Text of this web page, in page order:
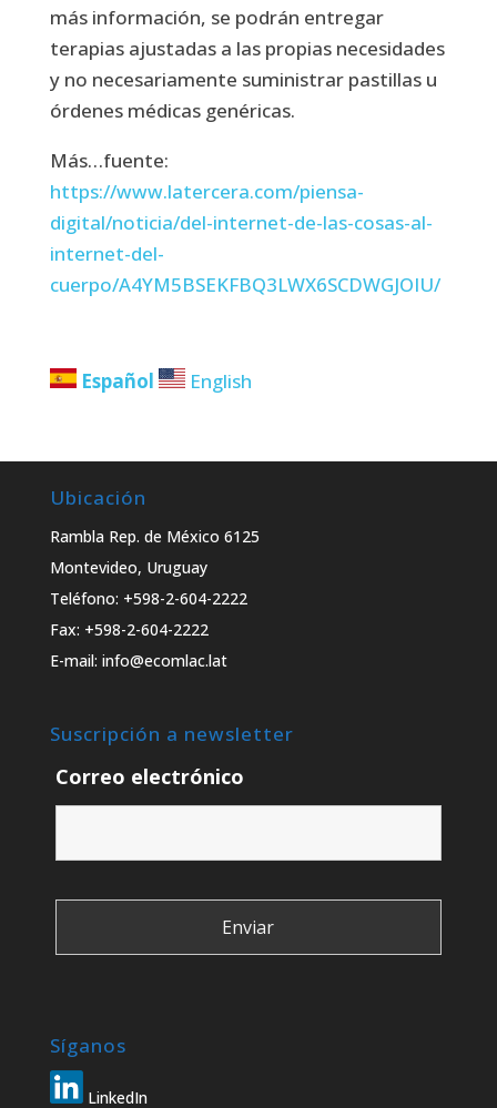
más información, se podrán entregar
terapias ajustadas a las propias necesidades
y no necesariamente suministrar pastillas u
órdenes médicas genéricas.
Más…fuente:
https://www.latercera.com/piensa-
digital/noticia/del-internet-de-las-cosas-al-
internet-del-
cuerpo/A4YM5BSEKFBQ3LWX6SCDWGJOIU/
Español English
Ubicación
Rambla Rep. de México 6125
Montevideo, Uruguay
Teléfono: +598-2-604-2222
Fax: +598-2-604-2222
E-mail: info@ecomlac.lat
Suscripción a newsletter
Correo electrónico
Síganos
LinkedIn